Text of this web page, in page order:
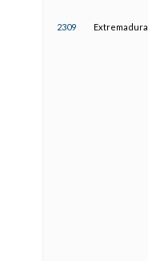
2309 Extremadura